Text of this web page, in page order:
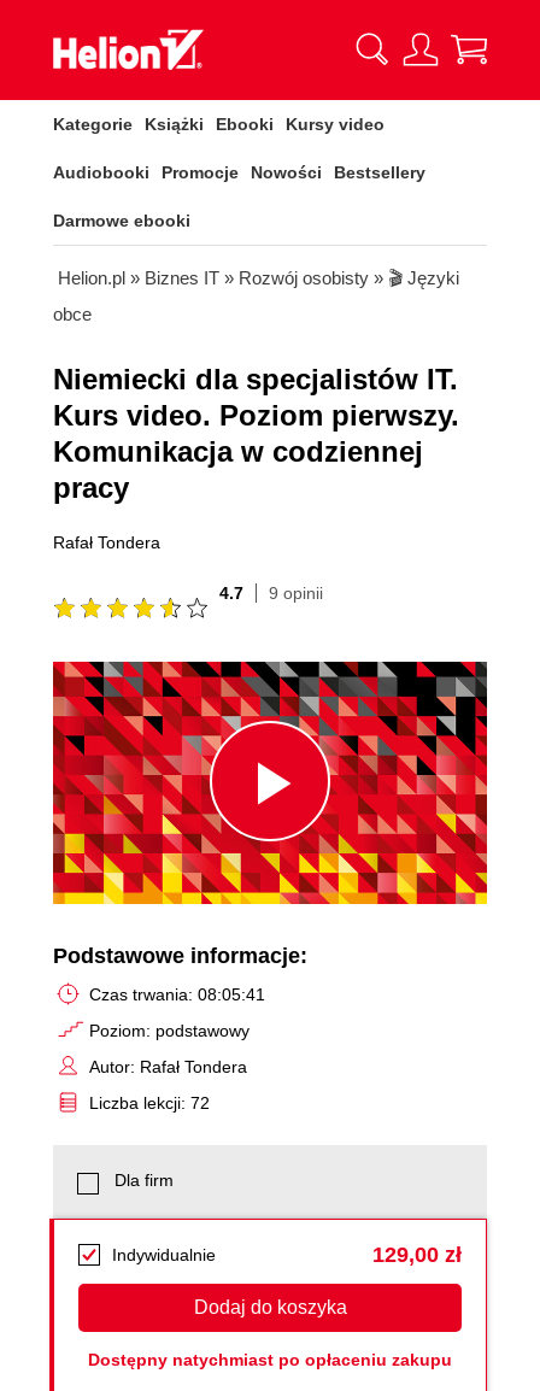
Kategorie Książki Ebooki Kursy video
Audiobooki Promocje Nowości Bestsellery
Darmowe ebooki
Helion.pl » Biznes IT » Rozwój osobisty » 🎬 Języki
obce
Niemiecki dla specjalistów IT.
Kurs video. Poziom pierwszy.
Komunikacja w codziennej
pracy
Rafał Tondera
4.7 9 opinii
Play
Video
Podstawowe informacje:
Czas trwania: 08:05:41
Poziom: podstawowy
Autor: Rafał Tondera
Liczba lekcji: 72
Dla firm
Indywidualnie 129,00 zł
Dodaj do koszyka
Dostępny natychmiast po opłaceniu zakupu